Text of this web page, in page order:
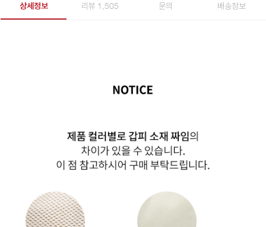
상세정보 리뷰 1,505 문의 배송정보